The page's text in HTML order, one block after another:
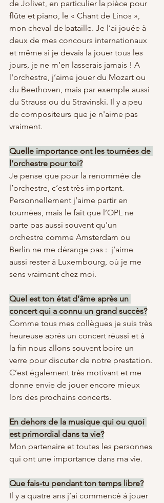
de Jolivet, en particulier la pièce pour
flûte et piano, le « Chant de Linos »,
mon cheval de bataille. Je l’ai jouée à
deux de mes concours internationaux
et même si je devais la jouer tous les
jours, je ne m’en lasserais jamais ! A
l'orchestre, j’aime jouer du Mozart ou
du Beethoven, mais par exemple aussi
du Strauss ou du Stravinski. Il y a peu
de compositeurs que je n'aime pas
vraiment.
Quelle importance ont les tournées de
l’orchestre pour toi?
Je pense que pour la renommée de
l’orchestre, c’est très important.
Personnellement j’aime partir en
tournées, mais le fait que l’OPL ne
parte pas aussi souvent qu'un
orchestre comme Amsterdam ou
Berlin ne me dérange pas :  j’aime
aussi rester à Luxembourg, où je me
sens vraiment chez moi.
Quel est ton état d’âme après un
concert qui a connu un grand succès?
Comme tous mes collègues je suis très
heureuse après un concert réussi et à
la fin nous allons souvent boire un
verre pour discuter de notre prestation.
C’est également très motivant et me
donne envie de jouer encore mieux
lors des prochains concerts.
En dehors de la musique qui ou quoi
est primordial dans ta vie?
Mon partenaire et toutes les personnes
qui ont une importance dans ma vie.
Que fais-tu pendant ton temps libre?
Il y a quatre ans j’ai commencé à jouer